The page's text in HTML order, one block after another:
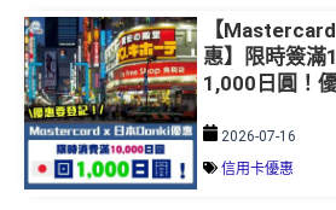
【
惠】限時簽滿
1,000日圓！
2026-07-16
信用卡優惠